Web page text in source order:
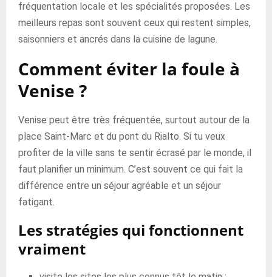
fréquentation locale et les spécialités proposées. Les
meilleurs repas sont souvent ceux qui restent simples,
saisonniers et ancrés dans la cuisine de lagune.
Comment éviter la foule à
Venise ?
Venise peut être très fréquentée, surtout autour de la
place Saint-Marc et du pont du Rialto. Si tu veux
profiter de la ville sans te sentir écrasé par le monde, il
faut planifier un minimum. C’est souvent ce qui fait la
différence entre un séjour agréable et un séjour
fatigant.
Les stratégies qui fonctionnent
vraiment